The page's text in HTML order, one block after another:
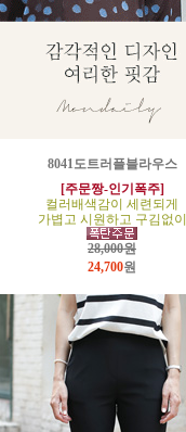
8041도트러플블라우스
[주문짱-인기폭주]
컬러배색감이 세련되게
가볍고 시원하고 구김없이
28,000원
24,700원